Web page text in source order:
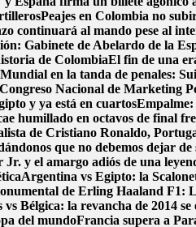
Peajes en Colombia no
continuará al mando pese al
Gabinete de Abelardo de la
de ColombiaEl fin de una
en la tanda de penales:
Congreso Nacional de Marketing
y ya está en cuartosEmpalme:
humillado en octavos de final
de Cristiano Ronaldo,
que no debemos dejar de
Jr. y el amargo adiós de una
Argentina vs Egipto: la
de Erling Haaland F1:
vs Bélgica: la revancha de 2014
del mundoFrancia supera a